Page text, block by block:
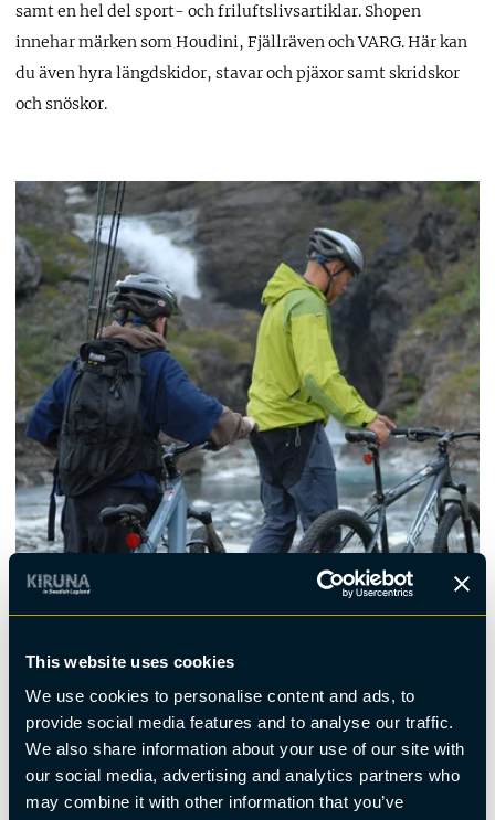
This website uses cookies
We use cookies to personalise content and ads, to
provide social media features and to analyse our traffic.
We also share information about your use of our site with
our social media, advertising and analytics partners who
may combine it with other information that you’ve
samt en hel del sport- och friluftslivsartiklar. Shopen
innehar märken som Houdini, Fjällräven och VARG. Här kan
du även hyra längdskidor, stavar och pjäxor samt skridskor
och snöskor.
Utanför Kiruna
ICEHOTEL
I Jukkasjärvi, ca 17 km utanför Kiruna, ligger Icehotel. Här